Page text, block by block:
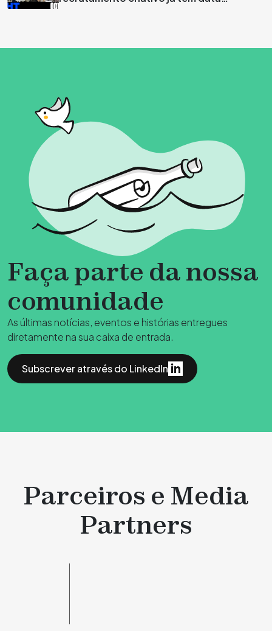
Faça parte da nossa
comunidade
As últimas notícias, eventos e histórias entregues
diretamente na sua caixa de entrada.
Subscrever através do LinkedIn
Parceiros e Media
Partners